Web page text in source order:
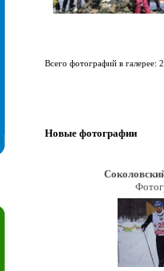
Всего фотографий в галерее:
Новые фотографии